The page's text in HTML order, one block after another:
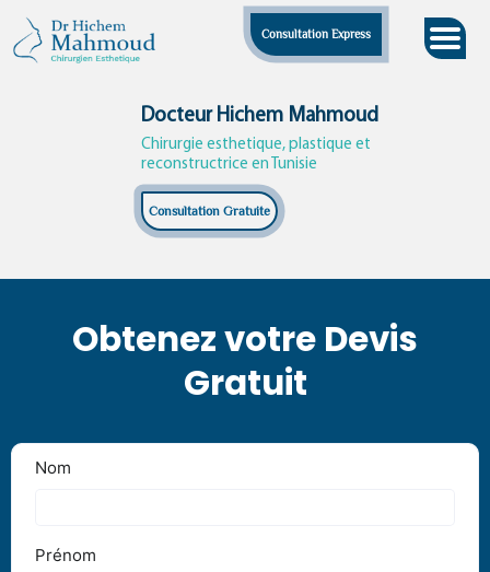
content
Consultation Express
Docteur Hichem Mahmoud
Chirurgie esthetique, plastique et
reconstructrice en Tunisie
Consultation Gratuite
Obtenez votre Devis
Gratuit